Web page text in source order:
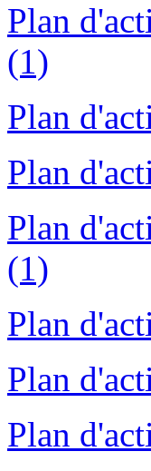
Plan
(1)
Plan
Plan
Plan
(1)
Plan
Plan
Plan